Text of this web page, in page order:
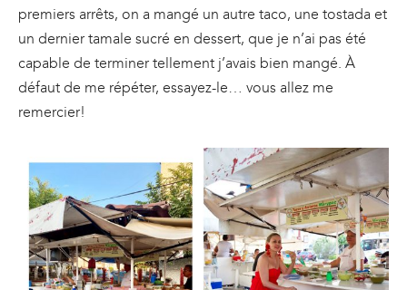
premiers arrêts, on a mangé un autre taco, une tostada et
un dernier tamale sucré en dessert, que je n’ai pas été
capable de terminer tellement j’avais bien mangé. À
défaut de me répéter, essayez-le… vous allez me
remercier!